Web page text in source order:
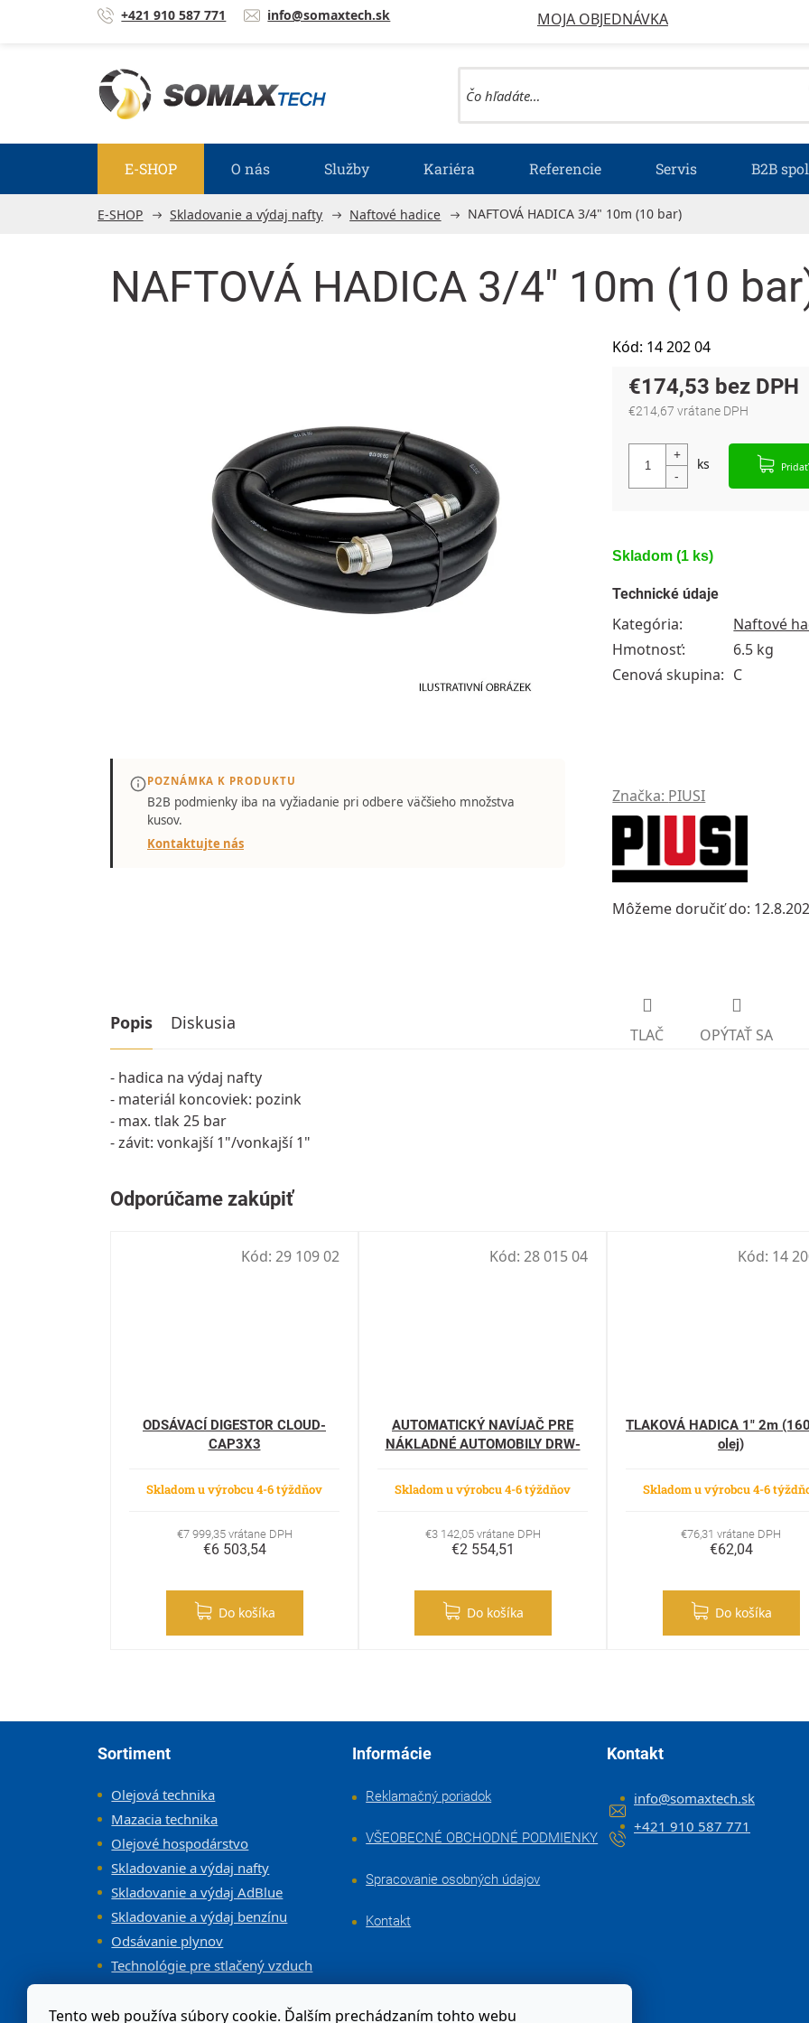
Tento web používa súbory cookie. Ďalším prechádzaním tohto webu
Prejsť na obsah +421 910 587 771 info@somaxtech.sk MOJA OBJEDNÁVKA
E-SHOP O nás Služby Kariéra Referencie Servis B2B
E-SHOP Skladovanie a výdaj nafty Naftové hadice NAFTOVÁ HADICA 3/4" 10m (10 bar)
NAFTOVÁ HADICA 3/4" 10m (10
POZNÁMKA K PRODUKTU
B2B podmienky iba na vyžiadanie pri odbere väčšieho množstva
kusov.
Kontaktujte nás
Skladom(1 ks)
Značka: PIUSI
Môžeme doručiť do:
€174,53
€214,67 vrátane DPH
TLAČ OPÝTAŤ SA
Kód: 14 202 04
Technické údaje
Kategória:
Naftové
Hmotnosť:
6.5 kg
Cenová skupina: C
Popis Diskusia
- hadica na výdaj nafty
- materiál koncoviek: pozink
- max. tlak 25 bar
- závit: vonkajší 1"/vonkajší 1"
ODSÁVACÍ DIGESTOR CLOUD-
CAP3X3
Skladom u výrobcu 4-6 týždňov
€7 999,35 vrátane DPH
€6 503,54
Do košíka
Kód: 29 109 02
AUTOMATICKÝ NAVÍJAČ PRE
NÁKLADNÉ AUTOMOBILY DRW-
Skladom u výrobcu 4-6 týždňov
€3 142,05 vrátane DPH
€2 554,51
Do košíka
Kód: 28 015 04
TLAKOVÁ HADICA 1" 2m
olej)
Skladom u výrobcu 4-6
€76,31 vrátane DPH
€62,04
Do košíka
Kód: 14
Sortiment
Olejová technika
Mazacia technika
Olejové hospodárstvo
Skladovanie a výdaj nafty
Skladovanie a výdaj AdBlue
Skladovanie a výdaj benzínu
Odsávanie plynov
Technológie pre stlačený vzduch
Vybavenie dielne a servisov
Informácie
Reklamačný poriadok
VŠEOBECNÉ OBCHODNÉ PODMIENKY
Spracovanie osobných údajov
Kontakt
Kontakt
info@somaxtech.sk
+421 910 587 771